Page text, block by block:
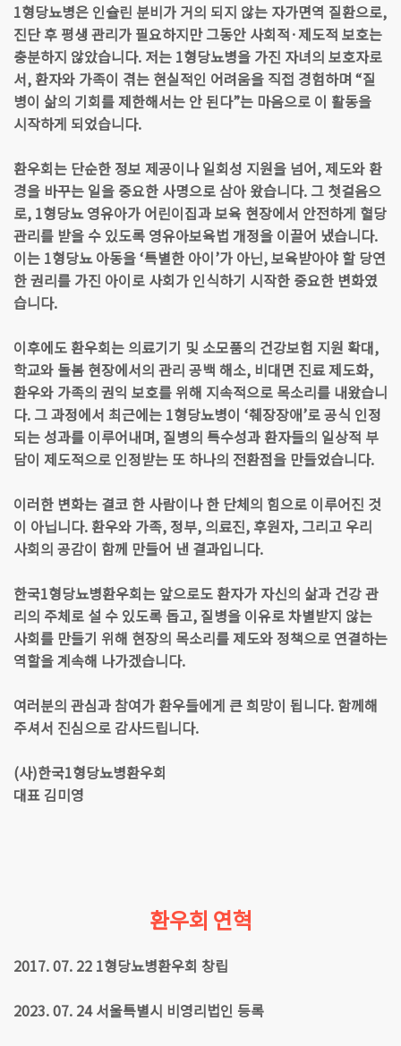
1형당뇨병은 인슐린 분비가 거의 되지 않는 자가면역 질환으로,
진단 후 평생 관리가 필요하지만 그동안 사회적·제도적 보호는
충분하지 않았습니다. 저는 1형당뇨병을 가진 자녀의 보호자로
서, 환자와 가족이 겪는 현실적인 어려움을 직접 경험하며 “질
병이 삶의 기회를 제한해서는 안 된다”는 마음으로 이 활동을
시작하게 되었습니다.
환우회는 단순한 정보 제공이나 일회성 지원을 넘어, 제도와 환
경을 바꾸는 일을 중요한 사명으로 삼아 왔습니다. 그 첫걸음으
로, 1형당뇨 영유아가 어린이집과 보육 현장에서 안전하게 혈당
관리를 받을 수 있도록 영유아보육법 개정을 이끌어 냈습니다.
이는 1형당뇨 아동을 ‘특별한 아이’가 아닌, 보육받아야 할 당연
한 권리를 가진 아이로 사회가 인식하기 시작한 중요한 변화였
습니다.
이후에도 환우회는 의료기기 및 소모품의 건강보험 지원 확대,
학교와 돌봄 현장에서의 관리 공백 해소, 비대면 진료 제도화,
환우와 가족의 권익 보호를 위해 지속적으로 목소리를 내왔습니
다. 그 과정에서 최근에는 1형당뇨병이 ‘췌장장애’로 공식 인정
되는 성과를 이루어내며, 질병의 특수성과 환자들의 일상적 부
담이 제도적으로 인정받는 또 하나의 전환점을 만들었습니다.
이러한 변화는 결코 한 사람이나 한 단체의 힘으로 이루어진 것
이 아닙니다. 환우와 가족, 정부, 의료진, 후원자, 그리고 우리
사회의 공감이 함께 만들어 낸 결과입니다.
한국1형당뇨병환우회는 앞으로도 환자가 자신의 삶과 건강 관
리의 주체로 설 수 있도록 돕고, 질병을 이유로 차별받지 않는
사회를 만들기 위해 현장의 목소리를 제도와 정책으로 연결하는
역할을 계속해 나가겠습니다.
여러분의 관심과 참여가 환우들에게 큰 희망이 됩니다. 함께해
주셔서 진심으로 감사드립니다.
(사)한국1형당뇨병환우회
대표 김미영
환우회 연혁
2017. 07. 22 1형당뇨병환우회 창립
2023. 07. 24 서울특별시 비영리법인 등록